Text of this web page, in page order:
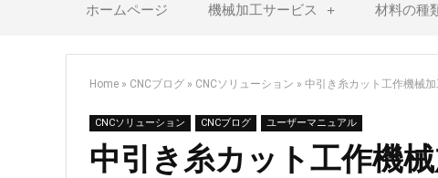
ホームページ 機械加工サービス 材料の種
Home » CNCブログ » CNCソリューション » 中引き糸カット工作機械
CNCソリューション CNCブログ ユーザーマニュアル
中引き糸カット工作機